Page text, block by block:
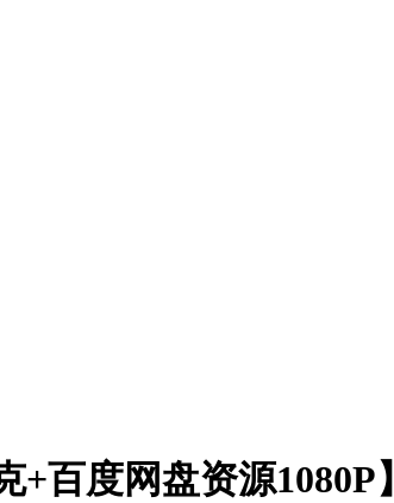
百度网盘资源1080P】